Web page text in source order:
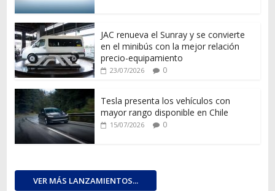
JAC renueva el Sunray y se convierte
en el minibús con la mejor relación
precio-equipamiento
23/07/2026 0
Tesla presenta los vehículos con
mayor rango disponible en Chile
15/07/2026 0
VER MÁS LANZAMIENTOS...